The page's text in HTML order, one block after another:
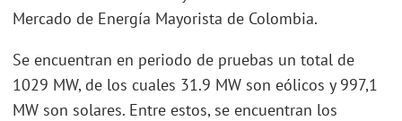
Mercado de Energía Mayorista de Colombia.
Se encuentran en periodo de pruebas un total de
1029 MW, de los cuales 31.9 MW son eólicos y 997,1
MW son solares. Entre estos, se encuentran los